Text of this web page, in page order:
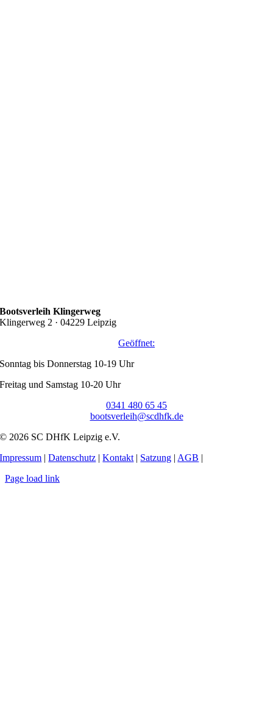
Bootsverleih Klingerweg
Klingerweg 2 · 04229 Leipzig
Geöffnet:
Sonntag bis Donnerstag 10-19 Uhr
Freitag und Samstag 10-20 Uhr
0341 480 65 45
bootsverleih@scdhfk.de
© 2026 SC DHfK Leipzig e.V.
Impressum |Datenschutz |Kontakt | Satzung | AGB |
Page load link